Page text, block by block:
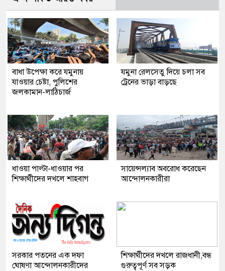
বাধা উপেক্ষা করে যমুনায়
যাওয়ার চেষ্টা, পুলিশের
জলকামান-লাঠিচার্জ
যমুনা রেলসেতু দিয়ে চলা সব
ট্রেনের ভাড়া বাড়ছে
ধাওয়া পাল্টা-ধাওয়ার পর
শিক্ষার্থীদের দখলে শাহবাগ
সায়েন্সল্যাব অবরোধ করেছেন
আন্দোলনকারীরা
সরকার পতনের এক দফা
ঘোষণা আন্দোলনকারীদের
শিক্ষার্থীদের দখলে রাজধানী,বন্ধ
গুরুত্বপূর্ণ সব সড়ক